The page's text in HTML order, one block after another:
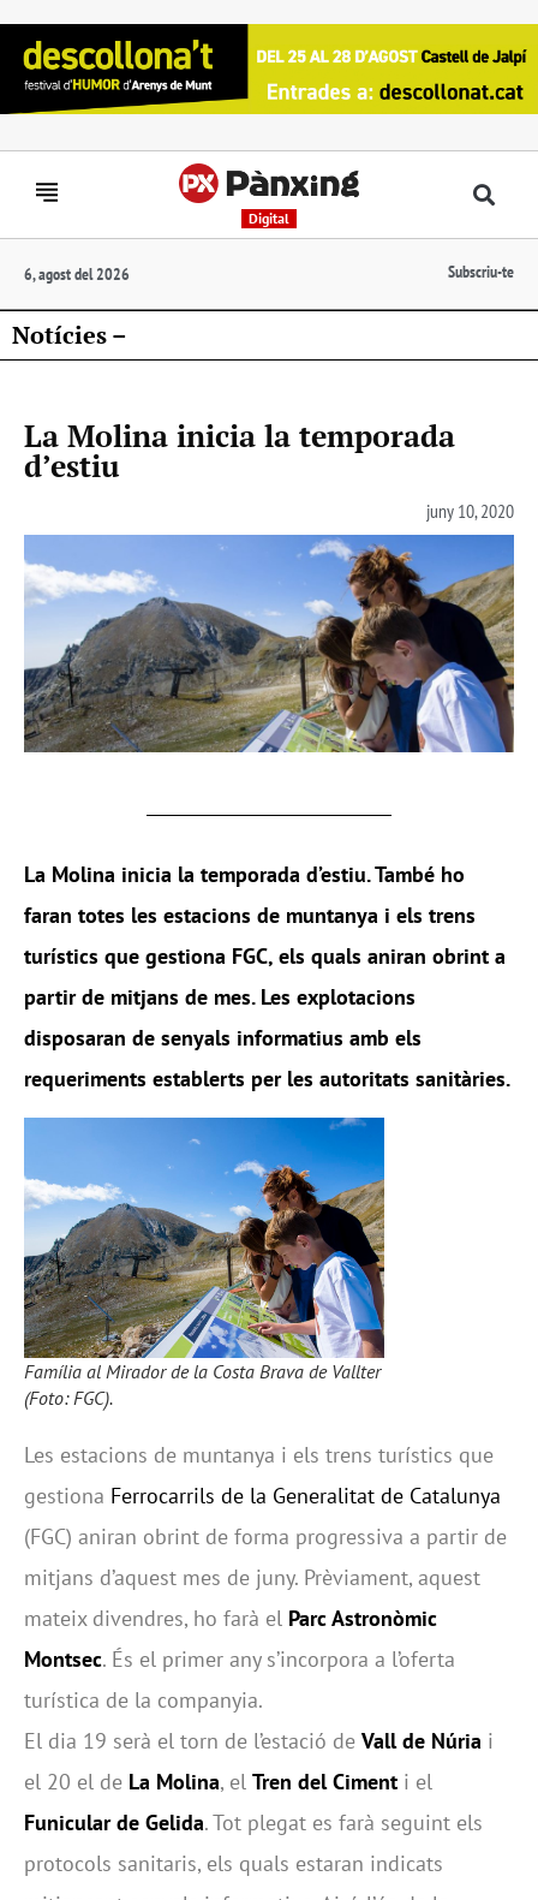
Digital
6, agost del 2026 Subscriu-te
Notícies –
La Molina inicia la temporada
d’estiu
juny 10, 2020
La Molina inicia la temporada d’estiu. També ho
faran totes les estacions de muntanya i els trens
turístics que gestiona FGC, els quals aniran obrint a
partir de mitjans de mes. Les explotacions
disposaran de senyals informatius amb els
requeriments establerts per les autoritats sanitàries.
Família al Mirador de la Costa Brava de Vallter
(Foto: FGC).
Les estacions de muntanya i els trens turístics que
gestiona Ferrocarrils de la Generalitat de Catalunya
(FGC) aniran obrint de forma progressiva a partir de
mitjans d’aquest mes de juny. Prèviament, aquest
mateix divendres, ho farà el Parc Astronòmic
Montsec. És el primer any s’incorpora a l’oferta
turística de la companyia.
El dia 19 serà el torn de l’estació de Vall de Núria i
el 20 el de La Molina, el Tren del Ciment i el
Funicular de Gelida. Tot plegat es farà seguint els
protocols sanitaris, els quals estaran indicats